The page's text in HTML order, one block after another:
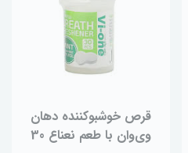
قرص خوشبو‌کننده دهان
وی‌وان با طعم نعناع 30